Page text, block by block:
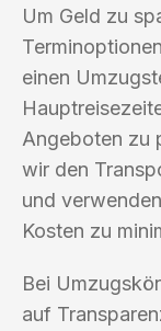
Um Geld zu
einen
Angeboten zu
wir den
und
Kosten zu
Bei
auf